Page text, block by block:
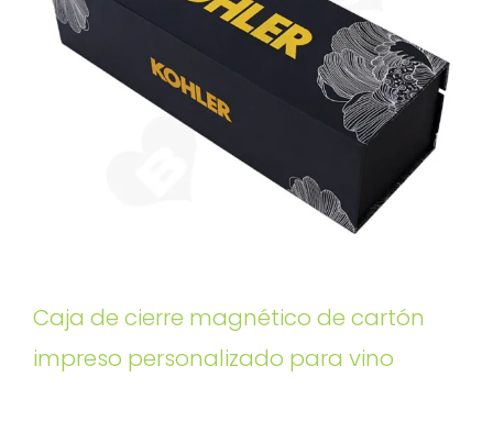
Caja de cierre magnético de cartón
impreso personalizado para vino